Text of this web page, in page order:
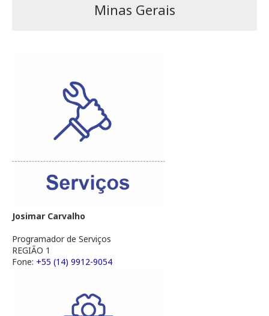
Minas Gerais
Josimar Carvalho
Programador de Serviços
REGIÃO 1
Fone: +55 (14) 9912-9054